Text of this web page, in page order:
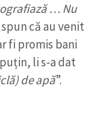
… Nu
că au venit
fi promis bani
li s-a dat
de apă”.